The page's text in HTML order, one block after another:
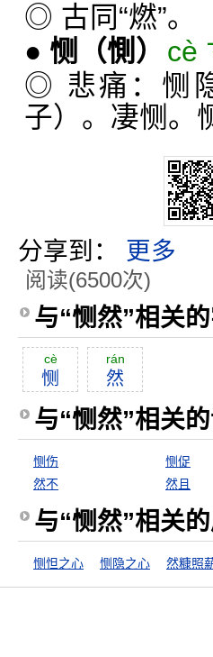
◎ 古同“燃”。
● 恻 （惻）
cè
◎ 悲痛：恻
子）。凄恻。
分享到： 更多
阅读(6500次)
与“恻然”相关
cè
恻
rán
然
与“恻然”相关
恻伤 恻促
然不
然且
与“恻然”相关
恻怛之心 恻隐之心 然糠照